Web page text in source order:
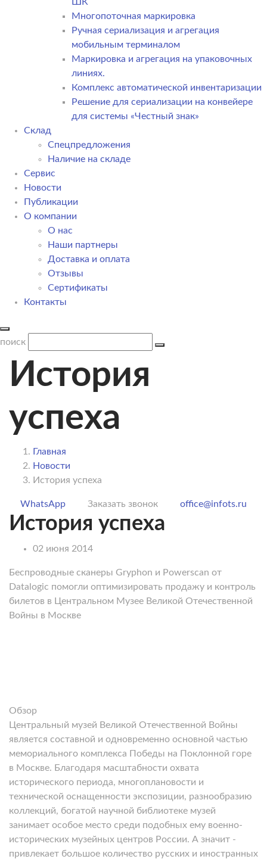
Многопоточная маркировка
Ручная сериализация и агрегация
мобильным терминалом
Маркировка и агрегация на упаковочных
линиях.
Комплекс автоматической инвентаризации
Решение для сериализации на конвейере
для системы «Честный знак»
Склад
Спецпредложения
Наличие на складе
Сервис
Новости
Публикации
О компании
О нас
Наши партнеры
Доставка и оплата
Отзывы
Сертификаты
Контакты
поиск
История
успеха
Главная
Новости
История успеха
WhatsApp Заказать звонок office@infots.ru
История успеха
02 июня 2014
Беспроводные сканеры Gryphon и Powerscan от
Datalogic помогли оптимизировать продажу и контроль
билетов в Центральном Музее Великой Отечественной
Войны в Москве
Обзор
Центральный музей Великой Отечественной Войны
является составной и одновременно основной частью
мемориального комплекса Победы на Поклонной горе
в Москве. Благодаря масштабности охвата
исторического периода, многоплановости и
технической оснащенности экспозиции, разнообразию
коллекций, богатой научной библиотеке музей
занимает особое место среди подобных ему военно-
исторических музейных центров России. А значит -
привлекает большое количество русских и иностранных